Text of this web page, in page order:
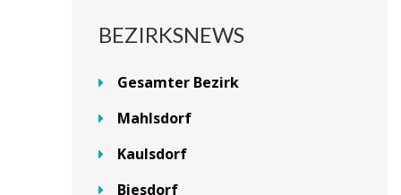
BEZIRKSNEWS
Gesamter Bezirk
Mahlsdorf
Kaulsdorf
Biesdorf